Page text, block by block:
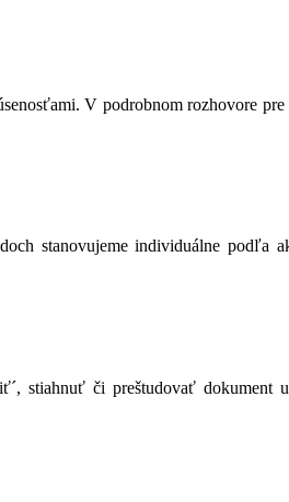
V podrobnom rozhovore
stanovujeme individuálne podľa
stiahnuť či preštudovať dokument